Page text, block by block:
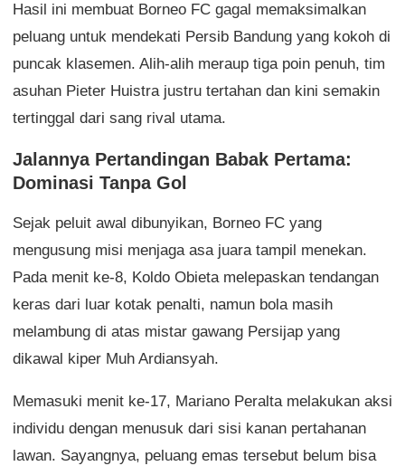
Hasil ini membuat Borneo FC gagal memaksimalkan
peluang untuk mendekati Persib Bandung yang kokoh di
puncak klasemen. Alih-alih meraup tiga poin penuh, tim
asuhan Pieter Huistra justru tertahan dan kini semakin
tertinggal dari sang rival utama.
Jalannya Pertandingan Babak Pertama:
Dominasi Tanpa Gol
Sejak peluit awal dibunyikan, Borneo FC yang
mengusung misi menjaga asa juara tampil menekan.
Pada menit ke-8, Koldo Obieta melepaskan tendangan
keras dari luar kotak penalti, namun bola masih
melambung di atas mistar gawang Persijap yang
dikawal kiper Muh Ardiansyah.
Memasuki menit ke-17, Mariano Peralta melakukan aksi
individu dengan menusuk dari sisi kanan pertahanan
lawan. Sayangnya, peluang emas tersebut belum bisa